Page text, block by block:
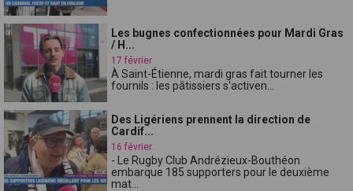
Les bugnes confectionnées pour Mardi Gras
/ H...
17 février
À Saint-Étienne, mardi gras fait tourner les
fournils : les pâtissiers s'activen...
Des Ligériens prennent la direction de
Cardif...
16 février
- Le Rugby Club Andrézieux-Bouthéon
embarque 185 supporters pour le deuxième
mat...